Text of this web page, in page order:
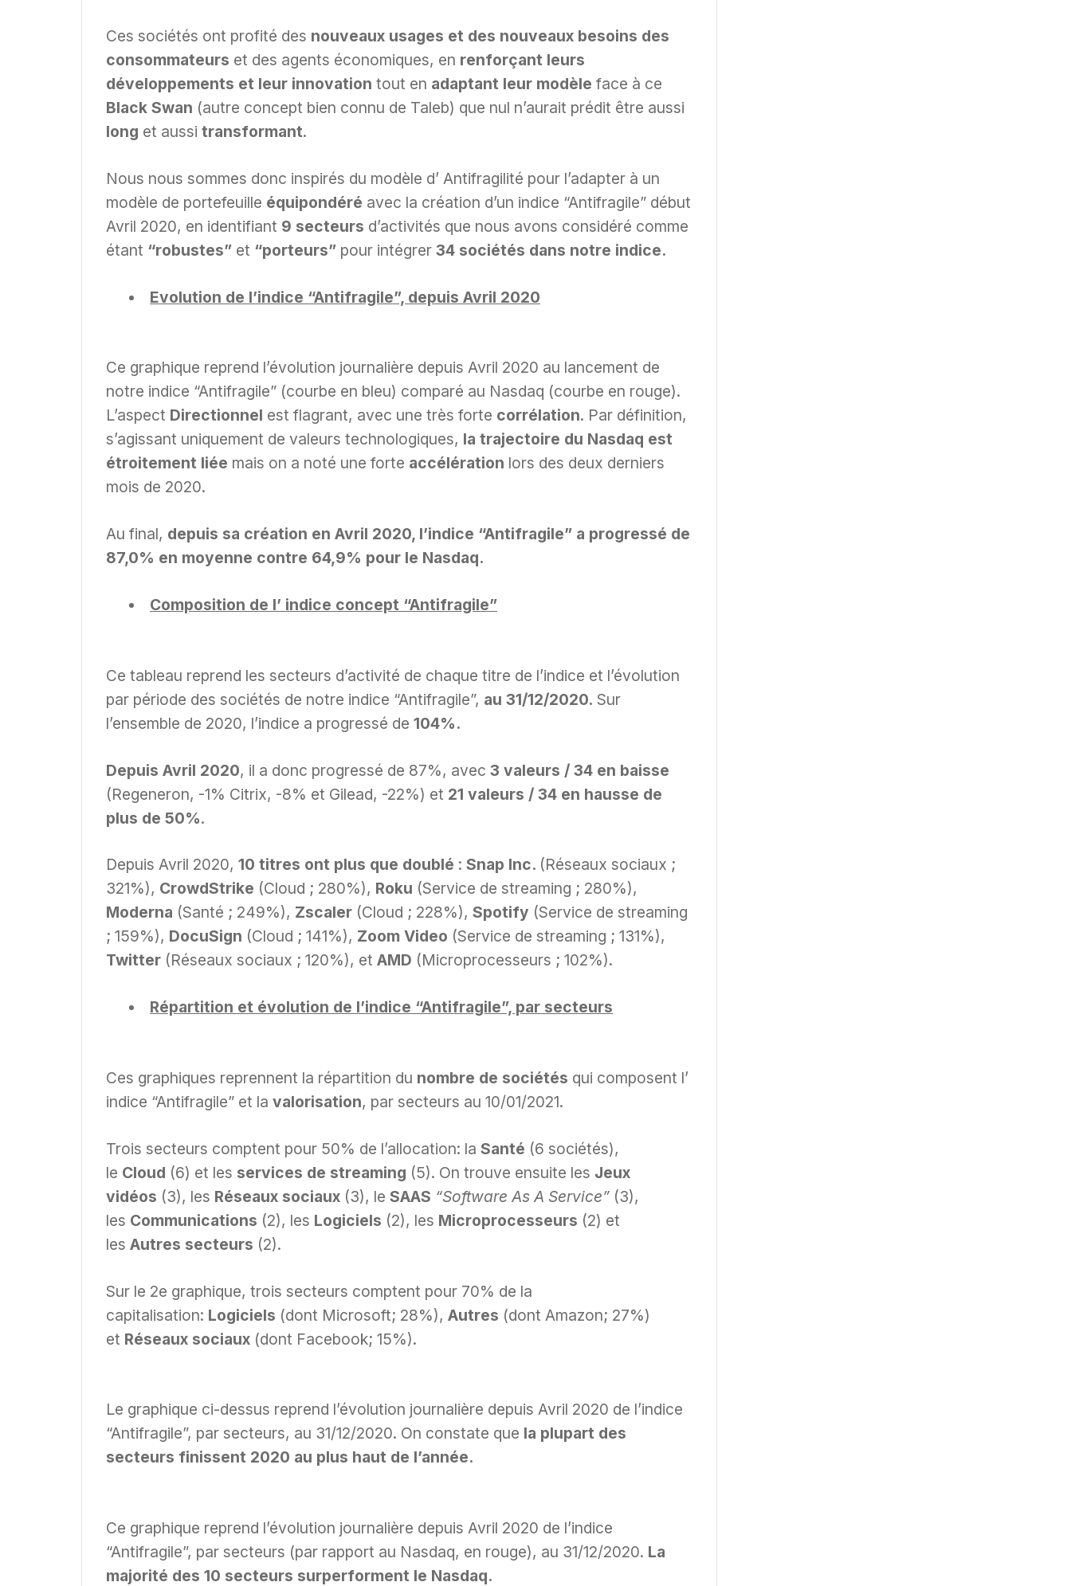
Ces sociétés ont profité des nouveaux usages et des nouveaux besoins des
consommateurs et des agents économiques, en renforçant leurs
développements et leur innovation tout en adaptant leur modèle face à ce
Black Swan (autre concept bien connu de Taleb) que nul n’aurait prédit être aussi
long et aussi transformant.
Nous nous sommes donc inspirés du modèle d’ Antifragilité pour l’adapter à un
modèle de portefeuille équipondéré avec la création d’un indice “Antifragile” début
Avril 2020, en identifiant 9 secteurs d’activités que nous avons considéré comme
étant “robustes” et “porteurs” pour intégrer 34 sociétés dans notre indice.
Evolution de l’indice “Antifragile”, depuis Avril 2020
Ce graphique reprend l’évolution journalière depuis Avril 2020 au lancement de
notre indice “Antifragile” (courbe en bleu) comparé au Nasdaq (courbe en rouge).
L’aspect Directionnel est flagrant, avec une très forte corrélation. Par définition,
s’agissant uniquement de valeurs technologiques, la trajectoire du Nasdaq est
étroitement liée mais on a noté une forte accélération lors des deux derniers
mois de 2020.
Au final, depuis sa création en Avril 2020, l’indice “Antifragile” a progressé de
87,0% en moyenne contre 64,9% pour le Nasdaq.
Composition de l’ indice concept “Antifragile”
Ce tableau reprend les secteurs d’activité de chaque titre de l’indice et l’évolution
par période des sociétés de notre indice “Antifragile”, au 31/12/2020. Sur
l’ensemble de 2020, l’indice a progressé de 104%.
Depuis Avril 2020, il a donc progressé de 87%, avec 3 valeurs / 34 en baisse
(Regeneron, -1% Citrix, -8% et Gilead, -22%) et 21 valeurs / 34 en hausse de
plus de 50%.
Depuis Avril 2020, 10 titres ont plus que doublé : Snap Inc. (Réseaux sociaux ;
321%), CrowdStrike (Cloud ; 280%), Roku (Service de streaming ; 280%),
Moderna (Santé ; 249%), Zscaler (Cloud ; 228%), Spotify (Service de streaming
; 159%), DocuSign (Cloud ; 141%), Zoom Video (Service de streaming ; 131%),
Twitter (Réseaux sociaux ; 120%), et AMD (Microprocesseurs ; 102%).
Répartition et évolution de l’indice “Antifragile”, par secteurs
Ces graphiques reprennent la répartition du nombre de sociétés qui composent l’
indice “Antifragile” et la valorisation, par secteurs au 10/01/2021.
Trois secteurs comptent pour 50% de l’allocation: la Santé (6 sociétés),
le Cloud (6) et les services de streaming (5). On trouve ensuite les Jeux
vidéos (3), les Réseaux sociaux (3), le SAAS “Software As A Service” (3),
les Communications (2), les Logiciels (2), les Microprocesseurs (2) et
les Autres secteurs (2).
Sur le 2e graphique, trois secteurs comptent pour 70% de la
capitalisation: Logiciels (dont Microsoft; 28%), Autres (dont Amazon; 27%)
et Réseaux sociaux (dont Facebook; 15%).
Le graphique ci-dessus reprend l’évolution journalière depuis Avril 2020 de l’indice
“Antifragile”, par secteurs, au 31/12/2020. On constate que la plupart des
secteurs finissent 2020 au plus haut de l’année.
Ce graphique reprend l’évolution journalière depuis Avril 2020 de l’indice
“Antifragile”, par secteurs (par rapport au Nasdaq, en rouge), au 31/12/2020. La
majorité des 10 secteurs surperforment le Nasdaq.